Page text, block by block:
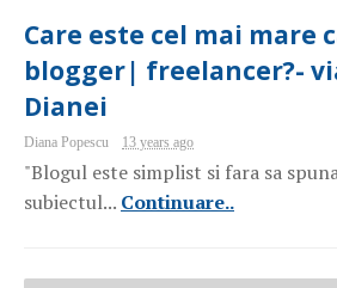
Care este cel mai mare
blogger| freelancer?-
Dianei
Diana Popescu 13 years ago
"Blogul este simplist si fara sa
subiectul... Continuare..